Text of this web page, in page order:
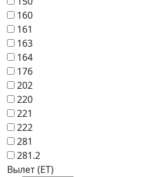
160
161
163
164
176
202
220
221
222
281
281.2
Вылет (ET)